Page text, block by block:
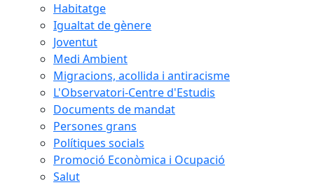
Habitatge
Igualtat de gènere
Joventut
Medi Ambient
Migracions, acollida i antiracisme
L'Observatori-Centre d'Estudis
Documents de mandat
Persones grans
Polítiques socials
Promoció Econòmica i Ocupació
Salut